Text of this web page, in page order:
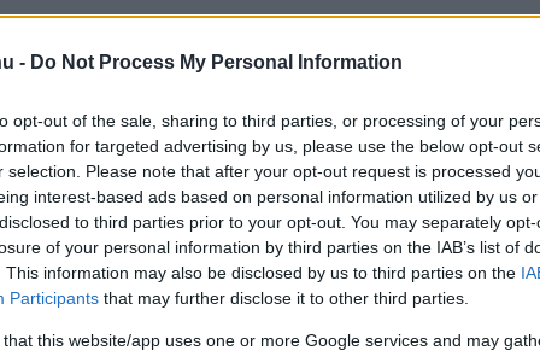
- Do Not Process My Personal Information
opt-out of the sale, sharing to third parties, or processing of your
for targeted advertising by us, please use the below opt-out
selection. Please note that after your opt-out request is processed
interest-based ads based on personal information utilized by us
to third parties prior to your opt-out. You may separately
of your personal information by third parties on the IAB’s list of
This information may also be disclosed by us to third parties on the
Participants that may further disclose it to other third parties.
that this website/app uses one or more Google services and may
Pinterest WhatsApp
szerezte meg a győzelmet Klausz Kristóf és Papp
karrierje során harmadszor tudta a buliversenyt
a harmadikon Német Gábor zárt, a korábban vezető